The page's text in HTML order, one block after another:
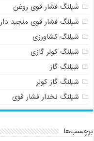
شیلنگ فشار قوی روغن
شیلنگ فشار قوی منجید دار
شیلنگ کشاورزی
شیلنگ کولر گازی
شیلنگ گاز
شیلنگ گاز کولر
شیلنگ نخدار فشار قوی
برچسب‌ها